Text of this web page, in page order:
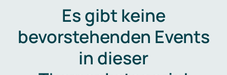
Es gibt keine
bevorstehenden Events
in dieser